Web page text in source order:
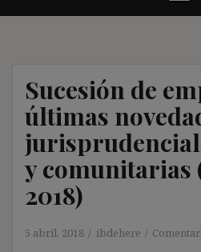
Sucesión de
últimas
y comunitarias
2018)
5 abril, 2018 ibdehere